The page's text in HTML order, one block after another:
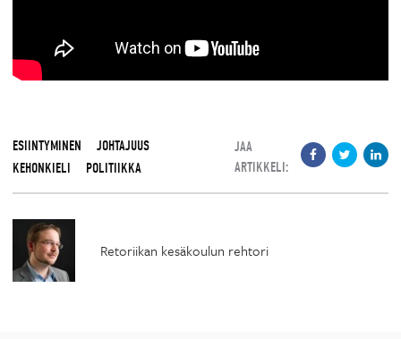
ESIINTYMINEN
JOHTAJUUS
KEHONKIELI
POLITIIKKA
JAA
ARTIKKELI:
Retoriikan kesäkoulun rehtori